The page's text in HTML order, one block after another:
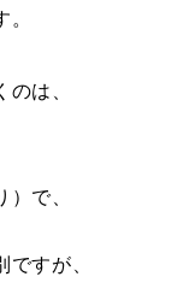
は、
で、
すが、